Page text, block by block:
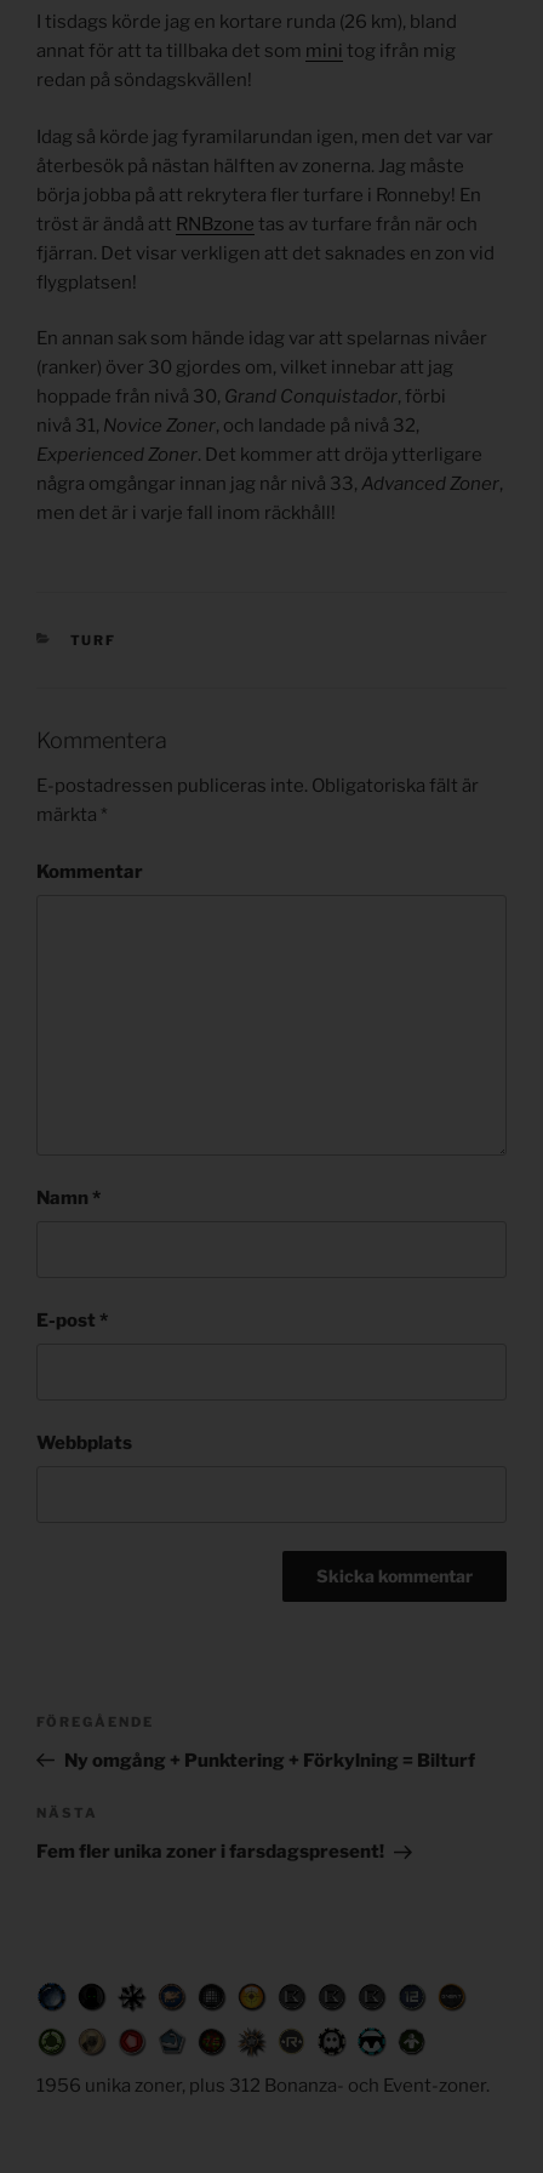
I tisdags körde jag en kortare runda (26 km), bland
annat för att ta tillbaka det som mini tog ifrån mig
redan på söndagskvällen!
Idag så körde jag fyramilarundan igen, men det var var
återbesök på nästan hälften av zonerna. Jag måste
börja jobba på att rekrytera fler turfare i Ronneby! En
tröst är ändå att RNBzone tas av turfare från när och
fjärran. Det visar verkligen att det saknades en zon vid
flygplatsen!
En annan sak som hände idag var att spelarnas nivåer
(ranker) över 30 gjordes om, vilket innebar att jag
hoppade från nivå 30, Grand Conquistador, förbi
nivå 31, Novice Zoner, och landade på nivå 32,
Experienced Zoner. Det kommer att dröja ytterligare
några omgångar innan jag når nivå 33, Advanced Zoner,
men det är i varje fall inom räckhåll!
KATEGORIER
TURF
Kommentera
E-postadressen publiceras inte. Obligatoriska fält är
märkta *
Kommentar
Namn *
E-post *
Webbplats
Post
Föregående
inlägg
FÖREGÅENDE
Ny omgång + Punktering + Förkylning = Bilturf
Nästa
inlägg
NÄSTA
Fem fler unika zoner i farsdagspresent!
1956 unika zoner, plus 312 Bonanza- och Event-zoner.